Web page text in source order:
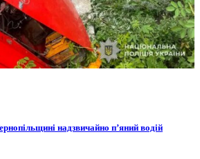
надзвичайно п’яний водій